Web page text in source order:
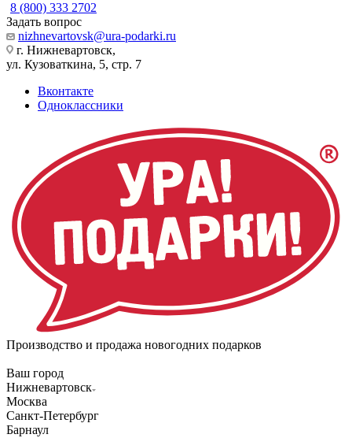
8 (800) 333 2702
Задать вопрос
nizhnevartovsk@ura-podarki.ru
г. Нижневартовск,
ул. Кузоваткина, 5, стр. 7
Вконтакте
Одноклассники
Производство и продажа новогодних подарков
Ваш город
Нижневартовск
Москва
Санкт-Петербург
Барнаул